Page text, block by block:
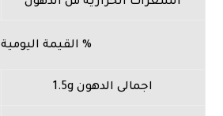
السعرات الحرارية من الدهون
% القيمة اليومية
اجمالى الدهون 1.5g